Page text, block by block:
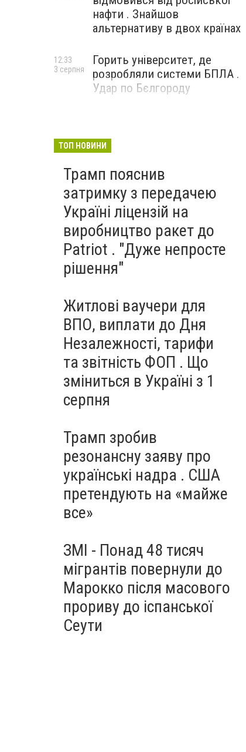
нафти . Знайшов
альтернативу в двох країнах
Горить університет, де
розробляли системи БПЛА .
Удар по Бєлгороду
12:33
3 серпня
ТОП НОВИНИ
Трамп пояснив
затримку з передачею
Україні ліцензій на
виробництво ракет до
Patriot . "Дуже непросте
рішення"
Житлові ваучери для
ВПО, виплати до Дня
Незалежності, тарифи
та звітність ФОП . Що
зміниться в Україні з 1
серпня
Трамп зробив
резонансну заяву про
українські надра . США
претендують на «майже
все»
ЗМІ - Понад 48 тисяч
мігрантів повернули до
Марокко після масового
прориву до іспанської
Сеути